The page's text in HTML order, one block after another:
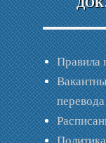
Правила
перевода